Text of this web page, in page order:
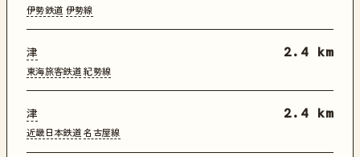
伊勢鉄道 伊勢線
津
東海旅客鉄道 紀勢線
2.4 km
津
近畿日本鉄道 名古屋線
2.4 km